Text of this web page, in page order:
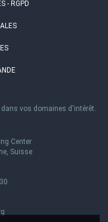
- RGPD
vos domaines d'intérêt.
Center
Suisse